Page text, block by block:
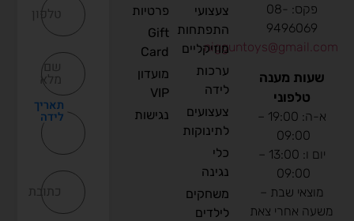
פקס: 08-
9496069
nigguntoys@gmail.com
שעות מענה
טלפוני
א-ה: 19:00 –
09:00
יום ו: 13:00 –
09:00
מוצאי שבת –
משעה אחרי צאת
צעצועי
התפתחות
מוזיקליים
ערכות
לידה
צעצועים
לתינוקות
כלי
נגינה
משחקים
לילדים
פרטיות
Gift
Card
מועדון
VIP
נגישות
טלפון
שם
מלא
תאריך
לידה
כתובת